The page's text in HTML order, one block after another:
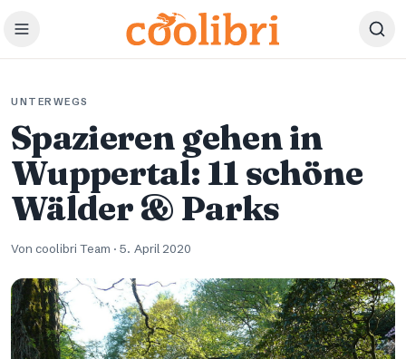
Zum Hauptinhalt springen
UNTERWEGS
Spazieren gehen in
Wuppertal: 11 schöne
Wälder & Parks
Von coolibri Team ·5. April 2020